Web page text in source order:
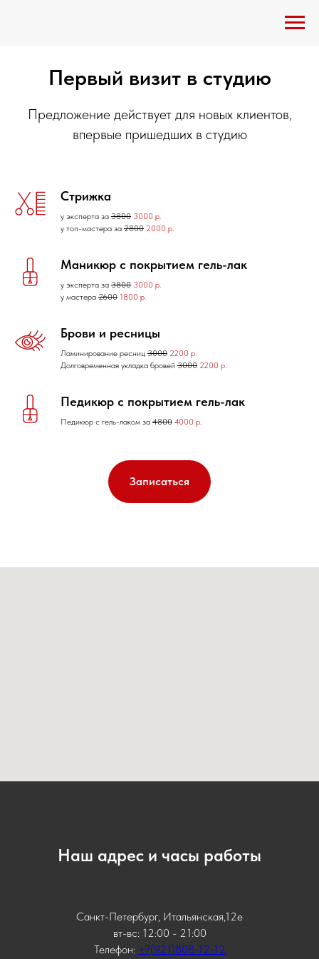
Первый визит в студию
Предложение действует для новых клиентов,
впервые пришедших в студию
Стрижка
у эксперта за 3800 3000 р.
у топ-мастера за 2800 2000 р.
Маникюр с покрытием гель-лак
у эксперта за 3800 3000 р.
у мастера 2600 1800 р.
Брови и ресницы
Ламинирование ресниц 3000 2200 р.
Долговременная укладка бровей 3000 2200 р.
Педикюр с покрытием гель-лак
Педикюр с гель-лаком за 4800 4000 р.
Записаться
Наш адрес и часы работы
Санкт-Петербург, Итальянская,12е
вт-вс: 12:00 - 21:00
Телефон: +7(921)808-12-12